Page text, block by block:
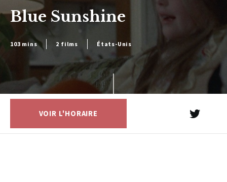
Blue Sunshine
103 mins 2 films États-Unis
VOIR L'HORAIRE